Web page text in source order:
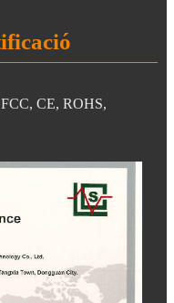
CE, ROHS,